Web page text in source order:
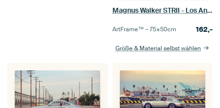
Magnus Walker STRII - Los Angeles
ArtFrame™ –75×50cm 162,-
Größe & Material selbst wählen